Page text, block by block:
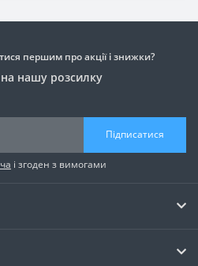
першим про акції і знижки?
на нашу розсилку
Підписатися
і згоден з вимогами